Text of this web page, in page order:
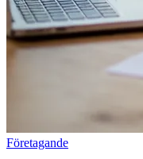
Företagande